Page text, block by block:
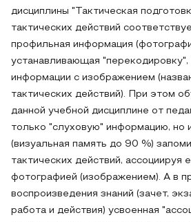
дисциплины "Тактическая
тактических действий
профильная информация
устанавливающая "перекодировку",
информации с изображением
тактических действий). При этом
данной учебной дисциплине от
только "слуховую" информацию, но
(визуальная память до 90 %)
тактических действий, ассоциируя
фотографией (изображением). А в
воспроизведения знаний (зачет,
работа и действия) усвоенная